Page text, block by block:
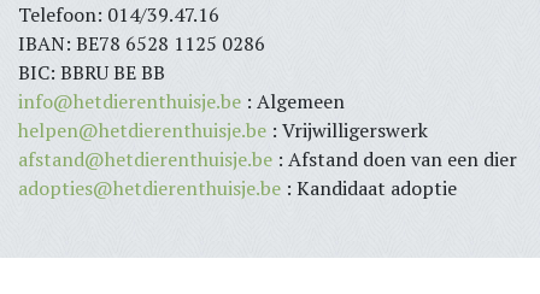
Telefoon: 014/39.47.16
IBAN: BE78 6528 1125 0286
BIC: BBRU BE BB
info@hetdierenthuisje.be : Algemeen
helpen@hetdierenthuisje.be : Vrijwilligerswerk
afstand@hetdierenthuisje.be : Afstand doen van een dier
adopties@hetdierenthuisje.be : Kandidaat adoptie